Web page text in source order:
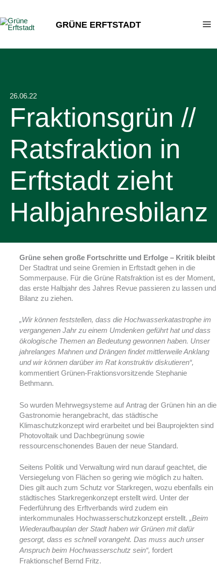
springen
GRÜNE ERFTSTADT
26.06.22
Fraktionsgrün //
Ratsfraktion in
Erftstadt zieht
Halbjahresbilanz
Grüne sehen große Fortschritte und Erfolge – Kritik bleibt
Der Stadtrat und seine Gremien in Erftstadt gehen in die
Sommerpause. Für die Grüne Ratsfraktion ist es der Moment,
das erste Halbjahr des Jahres Revue passieren zu lassen und
Bilanz zu ziehen.
„Wir können feststellen, dass die Hochwasserkatastrophe im
vergangenen Jahr zu einem Umdenken geführt hat und dass
ökologische Themen an Bedeutung gewonnen haben. Unser
jahrelanges Mahnen und Drängen findet mittlerweile Anklang
und wir können darüber im Rat konstruktiv diskutieren“,
kommentiert Grünen-Fraktionsvorsitzende Stephanie
Bethmann.
So wurden Mehrwegsysteme auf Antrag der Grünen hin an die
Gastronomie herangebracht, das städtische
Klimaschutzkonzept wird erarbeitet und bei Bauprojekten sind
Photovoltaik und Dachbegrünung sowie
ressourcenschonendes Bauen der neue Standard.
Seitens Politik und Verwaltung wird nun darauf geachtet, die
Versiegelung von Flächen so gering wie möglich zu halten.
Dies gilt auch zum Schutz vor Starkregen, wozu ebenfalls ein
städtisches Starkregenkonzept erstellt wird. Unter der
Federführung des Erftverbands wird zudem ein
interkommunales Hochwasserschutzkonzept erstellt. „Beim
Wiederaufbauplan der Stadt haben wir Grünen mit dafür
gesorgt, dass es schnell vorangeht. Das muss auch unser
Anspruch beim Hochwasserschutz sein“, fordert
Fraktionschef Bernd Fritz.